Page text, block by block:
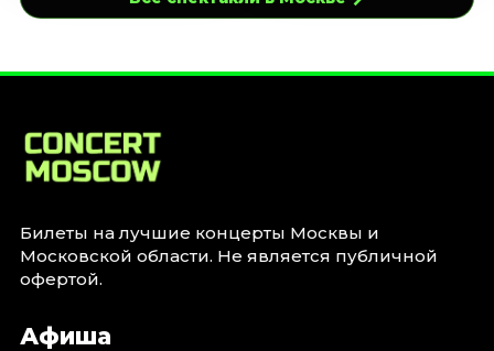
Билеты на лучшие концерты Москвы и
Московской области. Не является публичной
офертой.
Афиша